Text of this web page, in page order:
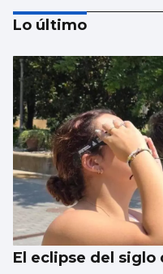
FÚTBOL
La gobernanza de
Lo último
El eclipse del siglo